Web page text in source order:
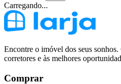
Carregando...
Encontre o imóvel dos seus
corretores e às melhores
Comprar